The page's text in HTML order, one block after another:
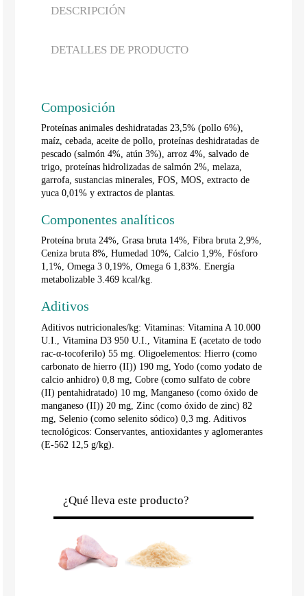
DESCRIPCIÓN
DETALLES DE PRODUCTO
Composición
Proteínas animales deshidratadas 23,5% (pollo 6%),
maíz, cebada, aceite de pollo, proteínas deshidratadas de
pescado (salmón 4%, atún 3%), arroz 4%, salvado de
trigo, proteínas hidrolizadas de salmón 2%, melaza,
garrofa, sustancias minerales, FOS, MOS, extracto de
yuca 0,01% y extractos de plantas.
Componentes analíticos
Proteína bruta 24%, Grasa bruta 14%, Fibra bruta 2,9%,
Ceniza bruta 8%, Humedad 10%, Calcio 1,9%, Fósforo
1,1%, Omega 3 0,19%, Omega 6 1,83%. Energía
metabolizable 3.469 kcal/kg.
Aditivos
Aditivos nutricionales/kg: Vitaminas: Vitamina A 10.000
U.I., Vitamina D3 950 U.I., Vitamina E (acetato de todo
rac-α-tocoferilo) 55 mg. Oligoelementos: Hierro (como
carbonato de hierro (II)) 190 mg, Yodo (como yodato de
calcio anhidro) 0,8 mg, Cobre (como sulfato de cobre
(II) pentahidratado) 10 mg, Manganeso (como óxido de
manganeso (II)) 20 mg, Zinc (como óxido de zinc) 82
mg, Selenio (como selenito sódico) 0,3 mg. Aditivos
tecnológicos: Conservantes, antioxidantes y aglomerantes
(E-562 12,5 g/kg).
¿Qué lleva este producto?